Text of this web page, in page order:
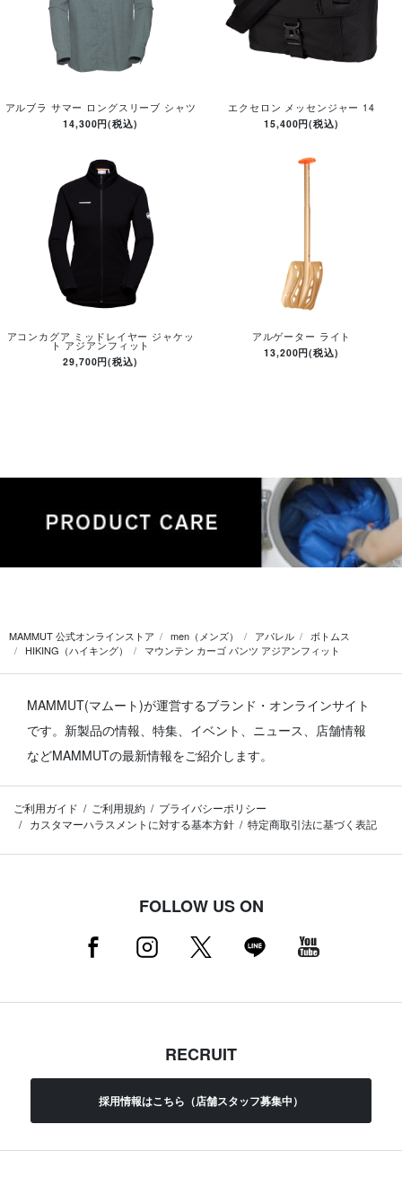
アルブラ サマー ロングスリーブ シャツ
14,300円(税込)
エクセロン メッセンジャー 14
15,400円(税込)
アコンカグア ミッドレイヤー ジャケッ
ト アジアンフィット
29,700円(税込)
アルゲーター ライト
13,200円(税込)
MAMMUT 公式オンラインストア men（メンズ） アパレル
ボトムス
HIKING（ハイキング）
マウンテン カーゴ パンツ アジアンフィット
MAMMUT(マムート)が運営するブランド・オンラインサイト
です。 新製品の情報、特集、イベント、ニュース、店舗情報
などMAMMUTの最新情報をご紹介します。
ご利用ガイド ご利用規約
プライバシーポリシー
カスタマーハラスメントに対する基本方針
特定商取引法に基づく表記
FOLLOW US ON
RECRUIT
採用情報はこちら（店舗スタッフ募集中）